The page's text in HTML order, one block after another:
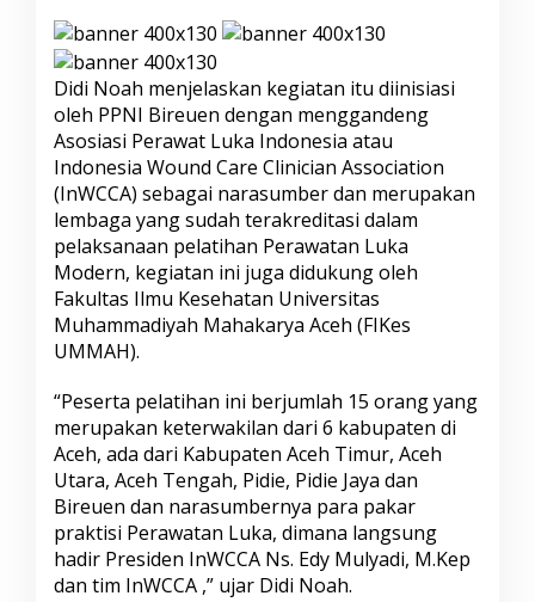
h
P
e
r
a
w
a
t
a
n
L
u
a
M
e
n
D
i
B
i
r
e
u
Didi Noah menjelaskan kegiatan itu diinisiasi
oleh PPNI Bireuen dengan menggandeng
Asosiasi Perawat Luka Indonesia atau
Indonesia Wound Care Clinician Association
(InWCCA) sebagai narasumber dan merupakan
lembaga yang sudah terakreditasi dalam
pelaksanaan pelatihan Perawatan Luka
Modern, kegiatan ini juga didukung oleh
Fakultas Ilmu Kesehatan Universitas
Muhammadiyah Mahakarya Aceh (FIKes
UMMAH).
“Peserta pelatihan ini berjumlah 15 orang yang
merupakan keterwakilan dari 6 kabupaten di
Aceh, ada dari Kabupaten Aceh Timur, Aceh
Utara, Aceh Tengah, Pidie, Pidie Jaya dan
Bireuen dan narasumbernya para pakar
praktisi Perawatan Luka, dimana langsung
hadir Presiden InWCCA Ns. Edy Mulyadi, M.Kep
dan tim InWCCA ,” ujar Didi Noah.